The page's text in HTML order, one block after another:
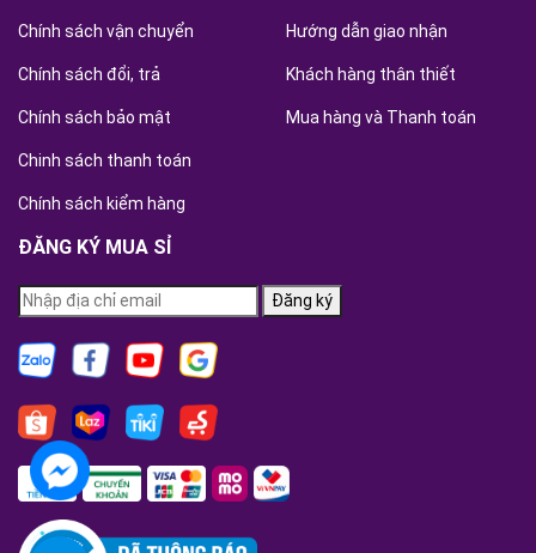
Chính sách vận chuyển
Chính sách đổi, trả
Chính sách bảo mật
Chinh sách thanh toán
Chính sách kiểm hàng
Hướng dẫn giao nhận
Khách hàng thân thiết
Mua hàng và Thanh toán
ĐĂNG KÝ MUA SỈ
Đăng ký